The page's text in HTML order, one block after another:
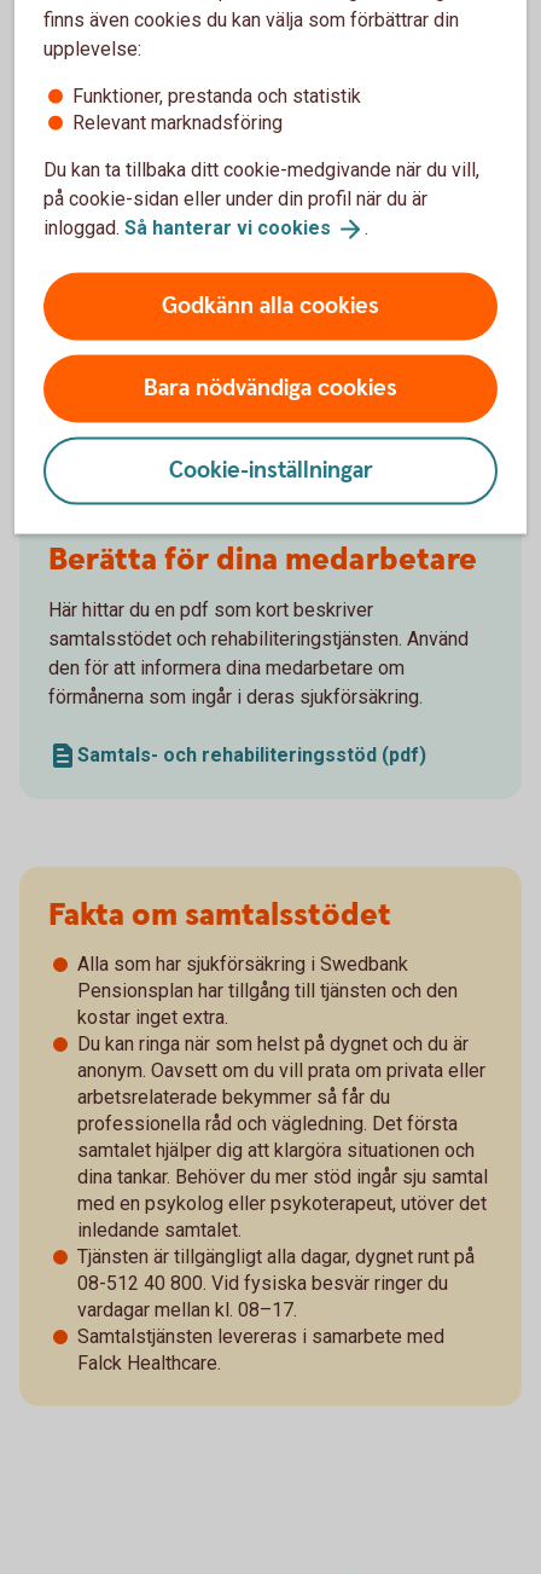
Omfattas du och dina medarbetare av vår
samarbete med Feelgood.
Feelgood gör då en kartläggning av den sjukskrivnas
situation och en plan för rehabiliteringen. Den kan till
exempel innehålla besök hos sjukgymnast och hjälp
att samordna insatserna från arbetsgivaren,
sjukvården och Försäkringskassan.
Samtalsstöd och
Berätta för dina medarbetare
Här hittar du en pdf som kort beskriver
samtalsstödet och rehabiliteringstjänsten. Använd
den för att informera dina medarbetare om
förmånerna som ingår i deras sjukförsäkring.
Samtals- och rehabiliteringsstöd (pdf)
Fakta om samtalsstödet
Alla som har sjukförsäkring i Swedbank
Pensionsplan har tillgång till tjänsten och den
kostar inget extra.
Du kan ringa när som helst på dygnet och du är
anonym. Oavsett om du vill prata om privata eller
arbetsrelaterade bekymmer så får du
professionella råd och vägledning. Det första
samtalet hjälper dig att klargöra situationen och
dina tankar. Behöver du mer stöd ingår sju samtal
med en psykolog eller psykoterapeut, utöver det
inledande samtalet.
Tjänsten är tillgängligt alla dagar, dygnet runt på
08-512 40 800. Vid fysiska besvär ringer du
vardagar mellan kl. 08–17.
Samtalstjänsten levereras i samarbete med
Falck Healthcare.
finns även cookies du kan välja som förbättrar din
upplevelse:
Funktioner, prestanda och statistik
Relevant marknadsföring
Du kan ta tillbaka ditt cookie-medgivande när du vill,
på cookie-sidan eller under din profil när du är
inloggad. Så hanterar vi cookies .
Godkänn alla cookies
Bara nödvändiga cookies
Cookie-inställningar